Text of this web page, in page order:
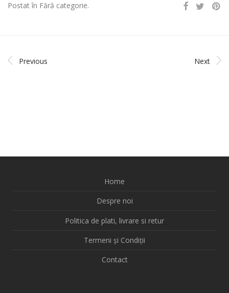
Postat în Fără categorie.
Previous Next
Home
Despre noi
Politica de plati, livrare si retur
Termeni și Condiții
Contact